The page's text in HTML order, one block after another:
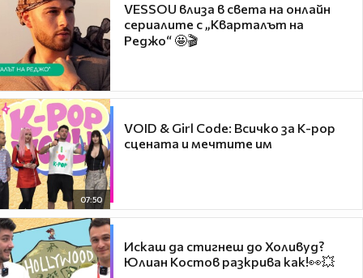
VESSOU влиза в света на онлайн
сериалите с „Кварталът на
Реджо“ 🤩🎬
07:50
VOID & Girl Code: Всичко за K-pop
сцената и мечтите им
Искаш да стигнеш до Холивуд?
Юлиан Костов разкрива как!👀💥